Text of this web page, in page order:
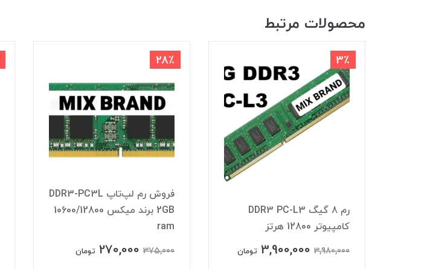
محصولات مرتبط
3٪
رم 8 گیگ DDR3 PC-L3
کامپیوتر 12800 هرتز
3,980,000
3,900,000 تومان
28٪
فروش رم لپ‌تاپ DDR3-PC3L
2GB برند میکس 10600/12800
ram
375,000
270,000 تومان